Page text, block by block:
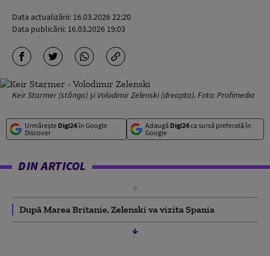
Data actualizării: 16.03.2026 22:20
Data publicării: 16.03.2026 19:03
Keir Starmer (stânga) și Volodimir Zelenski (dreapta). Foto: Profimedia
Urmărește Digi24în Google
Discover
Adaugă Digi24ca sursă preferată în
Google
DIN ARTICOL
După Marea Britanie, Zelenski va vizita Spania